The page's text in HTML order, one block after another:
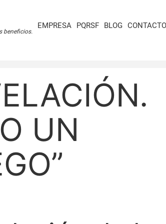
beneficios.
EMPRESA PQRSF BLOG CONTACTO
UN